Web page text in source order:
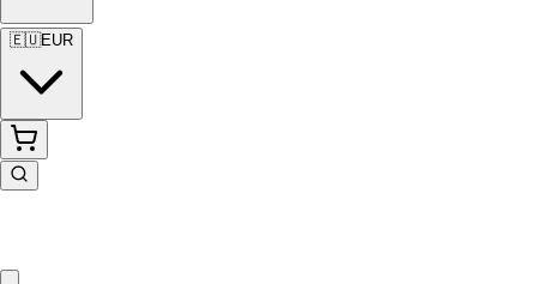
🇪🇺EUR